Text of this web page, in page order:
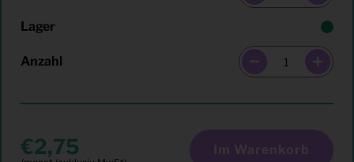
Lager
Anzahl
2,75 Im Warenkorb